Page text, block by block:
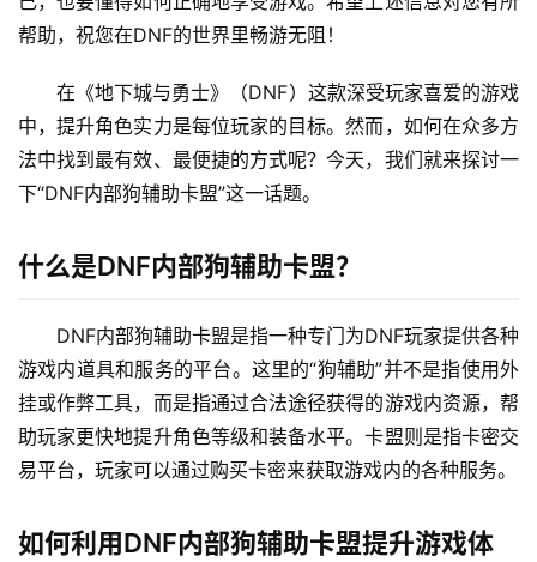
帮助，祝您在DNF的世界里畅游无阻！
在《地下城与勇士》（DNF）这款深受玩家喜爱的游戏
中，提升角色实力是每位玩家的目标。然而，如何在众多方
法中找到最有效、最便捷的方式呢？今天，我们就来探讨一
下“DNF内部狗辅助卡盟”这一话题。
什么是DNF内部狗辅助卡盟？
DNF内部狗辅助卡盟是指一种专门为DNF玩家提供各种
游戏内道具和服务的平台。这里的“狗辅助”并不是指使用外
挂或作弊工具，而是指通过合法途径获得的游戏内资源，帮
助玩家更快地提升角色等级和装备水平。卡盟则是指卡密交
易平台，玩家可以通过购买卡密来获取游戏内的各种服务。
如何利用DNF内部狗辅助卡盟提升游戏体